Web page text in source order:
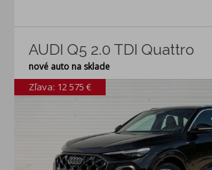
AUDI Q5 2.0 TDI Quattro
nové auto na sklade
Zľava: 12 575 €